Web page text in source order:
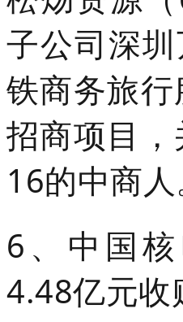
子公司深
铁商务旅
招商项目
16的中商人
6、中国
4.48亿元收